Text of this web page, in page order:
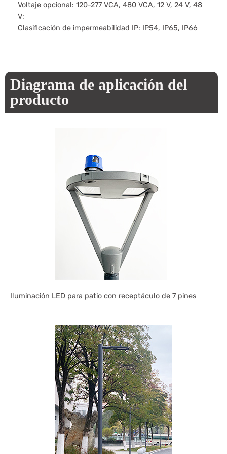
Voltaje opcional: 120-277 VCA, 480 VCA, 12 V, 24 V, 48
V;
Clasificación de impermeabilidad IP: IP54, IP65, IP66
Diagrama de aplicación del
producto
Iluminación LED para patio con receptáculo de 7 pines